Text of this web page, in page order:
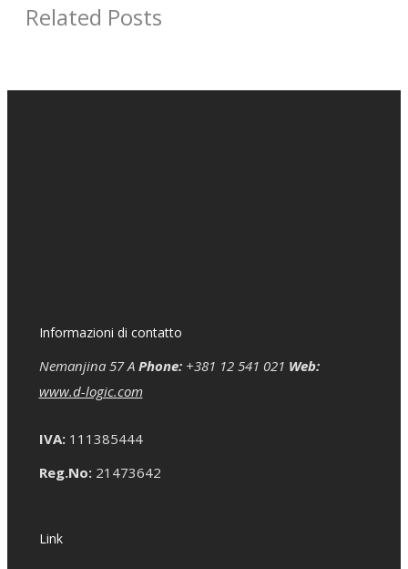
Related Posts
Informazioni di contatto
Nemanjina 57 A Phone:+381 12 541 021 Web:
www.d-logic.com
IVA:111385444
Reg.No:21473642
Link